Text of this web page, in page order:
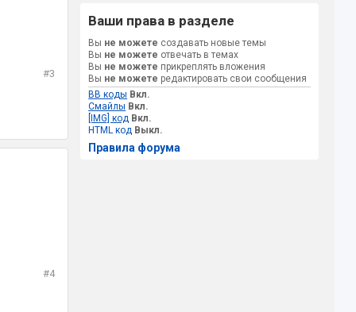
#3
#4
Ваши права в разделе
Вы не можете создавать новые темы
Вы не можете отвечать в темах
Вы не можете прикреплять вложения
Вы не можете редактировать свои сообщения
BB коды Вкл.
Смайлы Вкл.
[IMG] код Вкл.
HTML код Выкл.
Правила форума